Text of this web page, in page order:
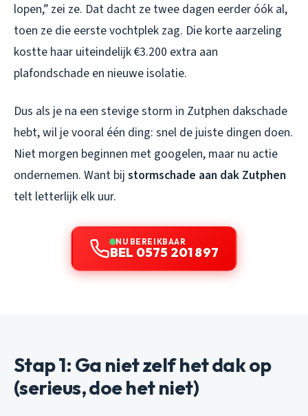
lopen,” zei ze. Dat dacht ze twee dagen eerder óók al,
toen ze die eerste vochtplek zag. Die korte aarzeling
kostte haar uiteindelijk €3.200 extra aan
plafondschade en nieuwe isolatie.
Dus als je na een stevige storm in Zutphen dakschade
hebt, wil je vooral één ding: snel de juiste dingen doen.
Niet morgen beginnen met googelen, maar nu actie
ondernemen. Want bij stormschade aan dak Zutphen
telt letterlijk elk uur.
NU BEREIKBAAR
BEL 0575 201 897
Stap 1: Ga niet zelf het dak op
(serieus, doe het niet)